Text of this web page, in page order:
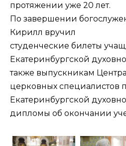
протяжении уже 20 лет.
По завершении
Кирилл вручил
студенческие билеты
Екатеринбургской
также выпускникам
церковных специалистов
Екатеринбургской
дипломы об окончании